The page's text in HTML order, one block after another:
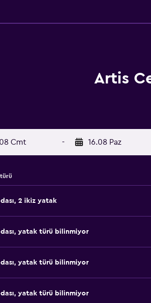
Artis
Cmt - 16.08 Paz
2 ikiz yatak
yatak türü bilinmiyor
yatak türü bilinmiyor
yatak türü bilinmiyor